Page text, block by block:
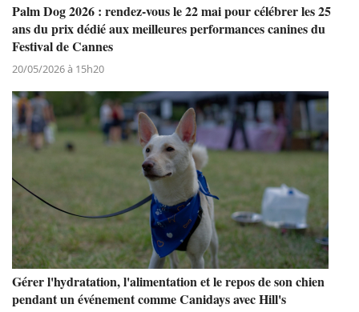
Palm Dog 2026 : rendez-vous le 22 mai pour célébrer les 25
ans du prix dédié aux meilleures performances canines du
Festival de Cannes
20/05/2026 à 15h20
Gérer l'hydratation, l'alimentation et le repos de son chien
pendant un événement comme Canidays avec Hill's